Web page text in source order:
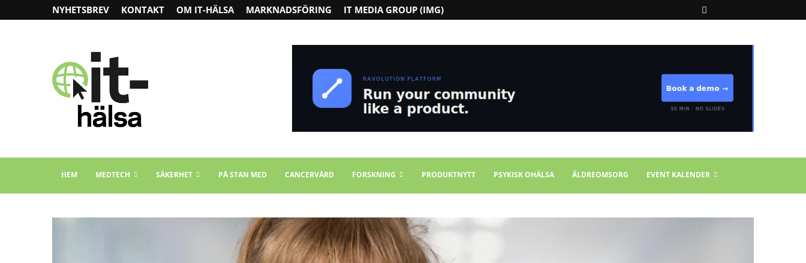
NYHETSBREV KONTAKT OM IT-HÄLSA MARKNADSFÖRING IT MEDIA GROUP (IMG)
HEM MEDTECH SÄKERHET PÅ STAN MED CANCERVÅRD FORSKNING PRODUKTNYTT PSYKISK OHÄLSA ÄLDREOMSORG EVENT KALENDER